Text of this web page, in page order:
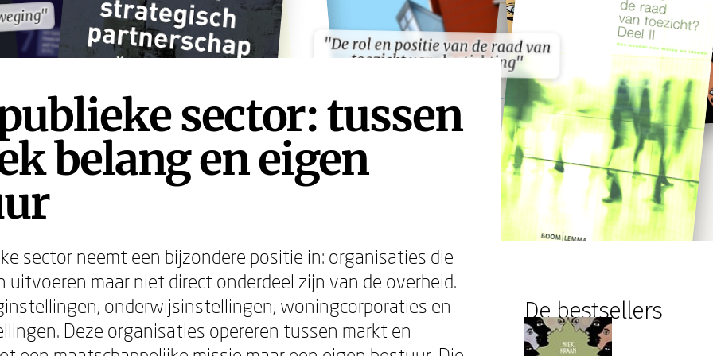
"De rol en positie van de raad van
toezicht van de stichting"
"De rol en positie van de raad van
toezicht van de stichting"
sector: tussen
belang en eigen
sector neemt een bijzondere positie in: organisaties die
uitvoeren maar niet direct onderdeel zijn van de overheid.
onderwijsinstellingen, woningcorporaties en
Deze organisaties opereren tussen markt en
De bestsellers